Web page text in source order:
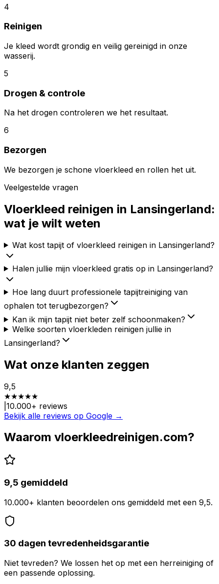
4
Reinigen
Je kleed wordt grondig en veilig gereinigd in onze
wasserij.
5
Drogen & controle
Na het drogen controleren we het resultaat.
6
Bezorgen
We bezorgen je schone vloerkleed en rollen het uit.
Veelgestelde vragen
Vloerkleed reinigen in Lansingerland:
wat je wilt weten
Wat kost tapijt of vloerkleed reinigen in Lansingerland?
Halen jullie mijn vloerkleed gratis op in Lansingerland?
Hoe lang duurt professionele tapijtreiniging van
ophalen tot terugbezorgen?
Kan ik mijn tapijt niet beter zelf schoonmaken?
Welke soorten vloerkleden reinigen jullie in
Lansingerland?
Wat onze klanten zeggen
9,5
★★★★★
10.000+ reviews
Bekijk alle reviews op Google →
Waarom vloerkleedreinigen.com?
9,5 gemiddeld
10.000+ klanten beoordelen ons gemiddeld met een 9,5.
30 dagen tevredenheidsgarantie
Niet tevreden? We lossen het op met een herreiniging of
een passende oplossing.